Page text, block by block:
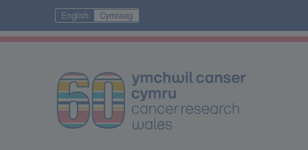
English Cymraeg